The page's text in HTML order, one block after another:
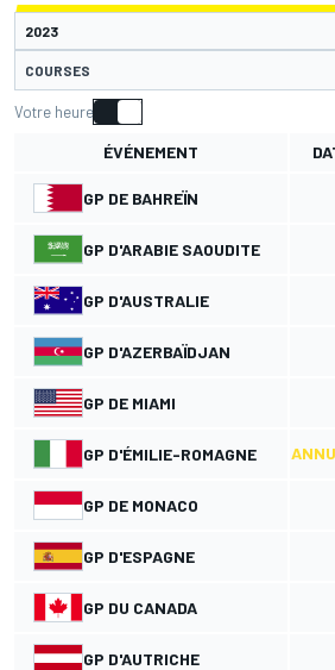
COURSES
Votre heure
ÉVÉNEMENT
GP DE BAHREÏN
GP D'ARABIE SAOUDITE
GP D'AUSTRALIE
GP D'AZERBAÏDJAN
GP DE MIAMI
GP D'ÉMILIE-ROMAGNE
GP DE MONACO
GP D'ESPAGNE
GP DU CANADA
GP D'AUTRICHE